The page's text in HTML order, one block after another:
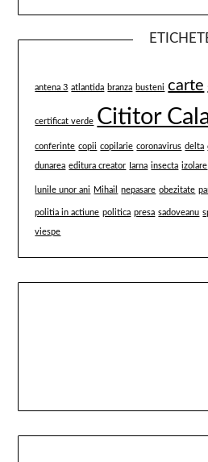
antena 3 atlantida branza busteni carte
certificat verde Cititor
conferinte copii copilarie coronavirus delta
dunarea editura creator Iarna insecta izolare
lunile unor ani Mihail nepasare obezitate
politia in actiune politica presa sadoveanu
viespe